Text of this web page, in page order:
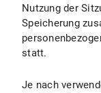
Nutzung der
Speicherung
statt.
Je nach